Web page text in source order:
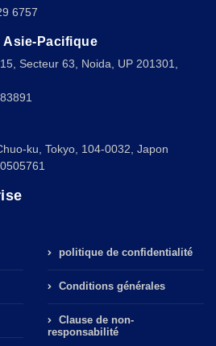
6757
Asie-Pacifique
Secteur 63, Noida, UP 201301,
ku, Tokyo, 104-0032, Japon
politique de confidentialité
Conditions générales
Clause de non-
responsabilité